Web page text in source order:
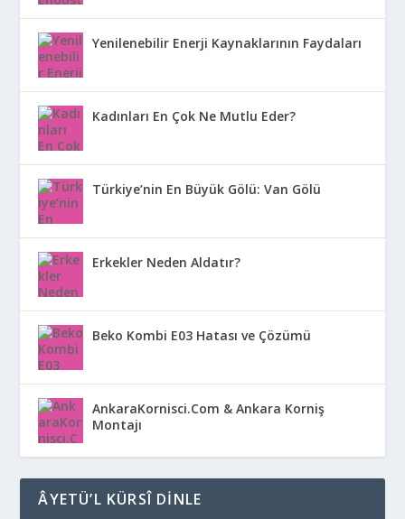
Yenilenebilir Enerji Kaynaklarının Faydaları
Kadınları En Çok Ne Mutlu Eder?
Türkiye’nin En Büyük Gölü: Van Gölü
Erkekler Neden Aldatır?
Beko Kombi E03 Hatası ve Çözümü
AnkaraKornisci.Com & Ankara Korniş
Montajı
ÂYETÜ’L KÜRSÎ DINLE